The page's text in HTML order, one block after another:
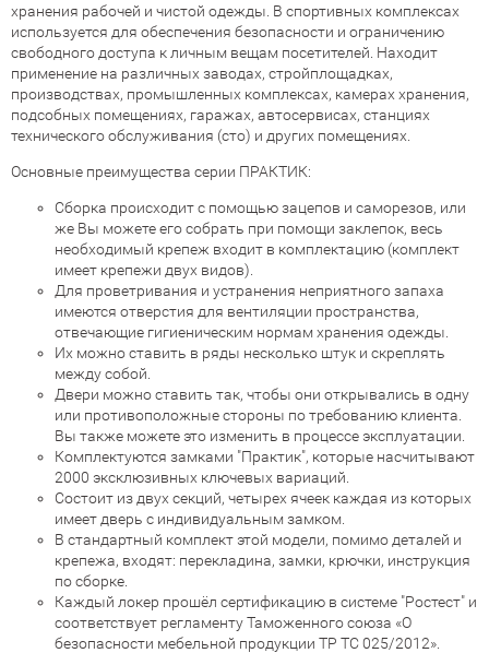
хранения рабочей и чистой одежды. В спортивных комплексах
используется для обеспечения безопасности и ограничению
свободного доступа к личным вещам посетителей. Находит
применение на различных заводах, стройплощадках,
производствах, промышленных комплексах, камерах хранения,
подсобных помещениях, гаражах, автосервисах, станциях
технического обслуживания (сто) и других помещениях.
Основные преимущества серии ПРАКТИК:
Сборка происходит с помощью зацепов и саморезов, или
же Вы можете его собрать при помощи заклепок, весь
необходимый крепеж входит в комплектацию (комплект
имеет крепежи двух видов).
Для проветривания и устранения неприятного запаха
имеются отверстия для вентиляции пространства,
отвечающие гигиеническим нормам хранения одежды.
Их можно ставить в ряды несколько штук и скреплять
между собой.
Двери можно ставить так, чтобы они открывались в одну
или противоположные стороны по требованию клиента.
Вы также можете это изменить в процессе эксплуатации.
Комплектуются замками "Практик", которые насчитывают
2000 эксклюзивных ключевых вариаций.
Состоит из двух секций, четырех ячеек каждая из которых
имеет дверь с индивидуальным замком.
В стандартный комплект этой модели, помимо деталей и
крепежа, входят: перекладина, замки, крючки, инструкция
по сборке.
Каждый локер прошёл сертификацию в системе "Ростест" и
соответствует регламенту Таможенного союза «О
безопасности мебельной продукции ТР ТС 025/2012».